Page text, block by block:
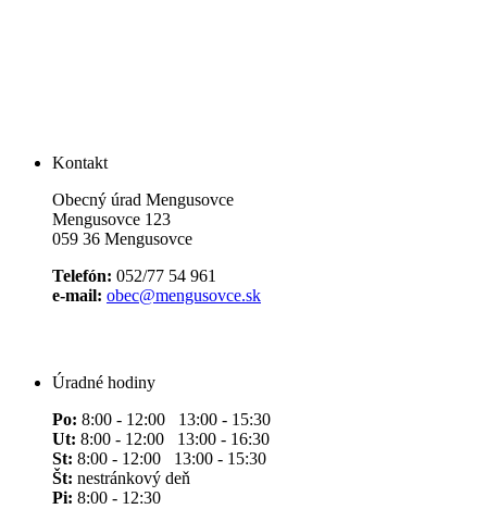
Kontakt
Obecný úrad Mengusovce
Mengusovce 123
059 36 Mengusovce
Telefón: 052/77 54 961
e-mail: obec@mengusovce.sk
Úradné hodiny
Po: 8:00 - 12:00 13:00 - 15:30
Ut: 8:00 - 12:00 13:00 - 16:30
St: 8:00 - 12:00 13:00 - 15:30
Št: nestránkový deň
Pi: 8:00 - 12:30